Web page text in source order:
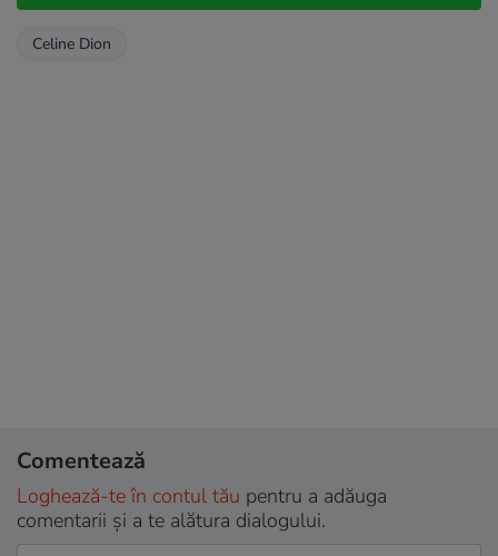
Celine Dion
Comentează
Loghează-te în contul tău pentru a adăuga
comentarii și a te alătura dialogului.